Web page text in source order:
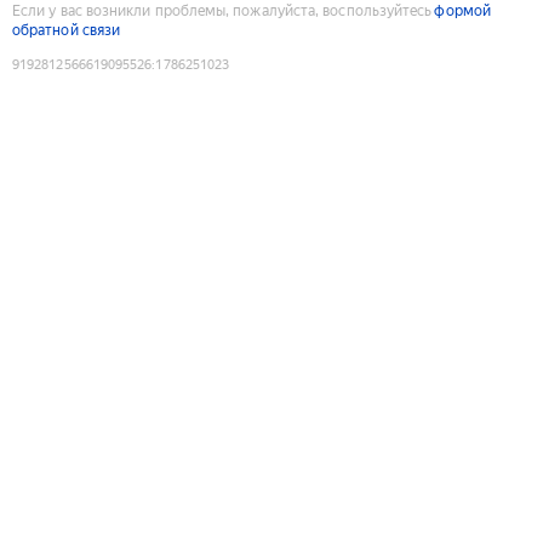
Если у вас возникли проблемы, пожалуйста, воспользуйтесьформой
обратной связи
9192812566619095526:1786251023